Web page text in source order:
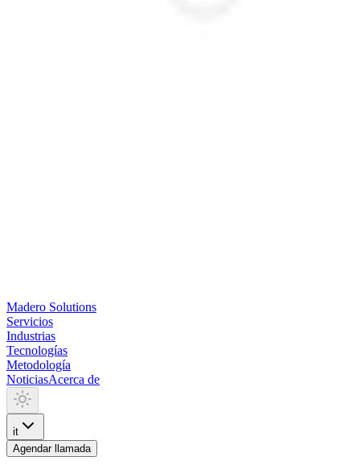
Madero Solutions
Servicios
Industrias
Tecnologías
Metodología
NoticiasAcerca de
it
Agendar llamada